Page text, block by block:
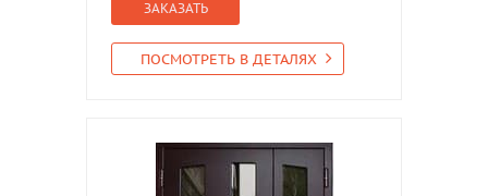
ЗАКАЗАТЬ
ПОСМОТРЕТЬ В ДЕТАЛЯХ